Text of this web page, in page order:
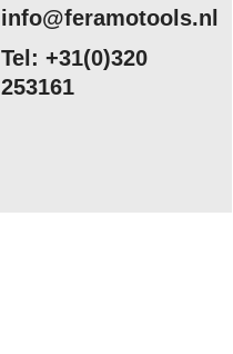
info@feramotools.nl
Tel: +31(0)320
253161